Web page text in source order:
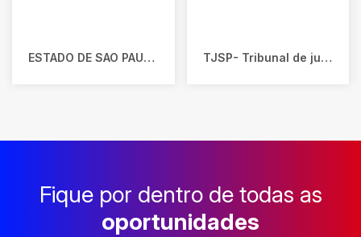
ESTADO DE SAO PAULO (FAZENDA NACIONAL) TJSP- Tribunal de justiça do Estado de São Paulo
Fique por dentro de todas as
oportunidades